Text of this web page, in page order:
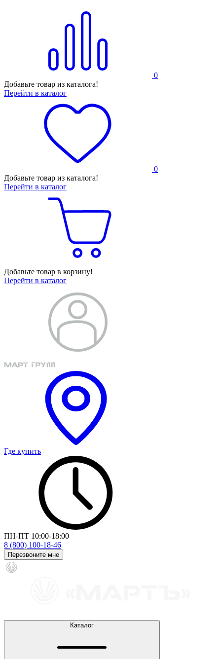
0
Добавьте товар из каталога!
Перейти в каталог
0
Добавьте товар из каталога!
Перейти в каталог
Добавьте товар в корзину!
Перейти в каталог
Где купить
ПН-ПТ 10:00-18:00
8 (800) 100-18-46
Перезвоните мне
Каталог